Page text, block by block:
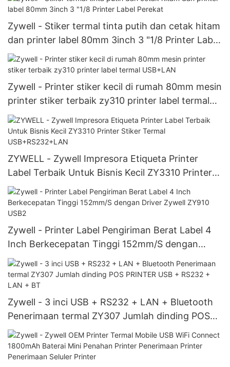
Zywell - Stiker termal tinta putih dan cetak hitam
dan printer label 80mm 3inch 3 "1/8 Printer Label
Perekat
Zywell - Printer stiker kecil di rumah 80mm mesin
printer stiker terbaik zy310 printer label termal
USB+LAN
ZYWELL - Zywell Impresora Etiqueta Printer
Label Terbaik Untuk Bisnis Kecil ZY3310 Printer
Stiker Termal USB+RS232+LAN
Zywell - Printer Label Pengiriman Berat Label 4
Inch Berkecepatan Tinggi 152mm/S dengan
Driver Zywell ZY910 USB2
Zywell - 3 inci USB + RS232 + LAN + Bluetooth
Penerimaan termal ZY307 Jumlah dinding POS
PRINTER USB + RS232 + LAN + BT